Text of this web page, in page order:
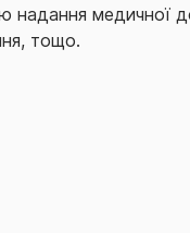
надання медичної
тощо.